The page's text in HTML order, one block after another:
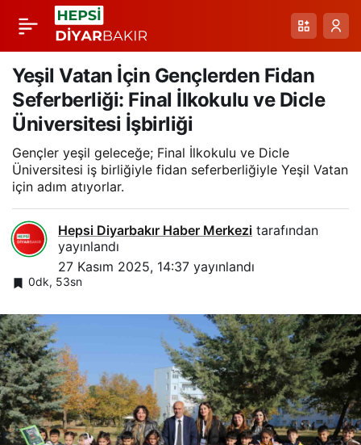
Yeşil Vatan İçin Gençlerden Fidan
Seferberliği: Final İlkokulu ve Dicle
Üniversitesi İşbirliği
Gençler yeşil geleceğe; Final İlkokulu ve Dicle
Üniversitesi iş birliğiyle fidan seferberliğiyle Yeşil Vatan
için adım atıyorlar.
Hepsi Diyarbakır Haber Merkezi tarafından
yayınlandı
27 Kasım 2025, 14:37 yayınlandı
0dk, 53sn
Ergani’de Kasten
Öldürme Şüphelisi 25
Yıl Kesinleşmiş Hapis
Cezasıyla Yakalandı
Paylaş